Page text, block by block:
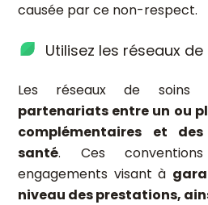
causée par ce non-respect.
Utilisez les réseaux de
Les réseaux de soins
partenariats entre un ou
complémentaires et
santé. Ces
engagements visant à
niveau des prestations,